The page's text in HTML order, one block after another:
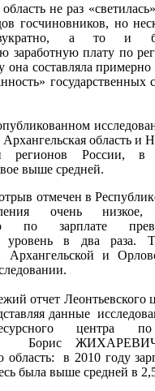
не раз
госчиновников, но
а то и
заработную плату по
она составляла
государственных
Архангельская область
регионов России, в
выше средней.
отмечен в
очень низкое,
по зарплате
уровень в два раза.
Архангельской и
отчет Леонтьевского
данные
центра по
Борис
область: в 2010 году
была выше средней в